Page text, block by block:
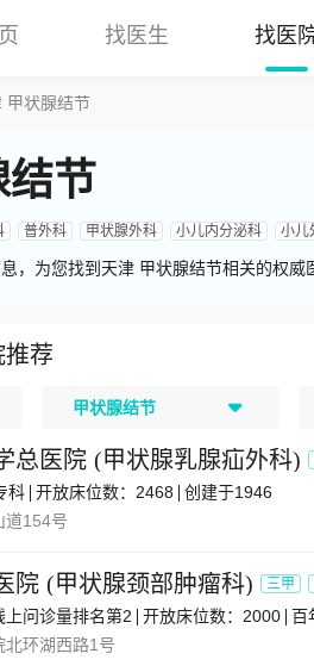
找医生 找医
甲状腺结节
结节
普外科 甲状腺外科 小儿内分泌科 小儿
，为您找到天津 甲状腺结节相关的权威
荐
甲状腺结节
总医院 (甲状腺乳腺疝外科)
科 开放床位数：2468
创建于1946
道154号
院 (甲状腺颈部肿瘤科) 三甲
上问诊量排名第2 开放床位数：2000 百
北环湖西路1号